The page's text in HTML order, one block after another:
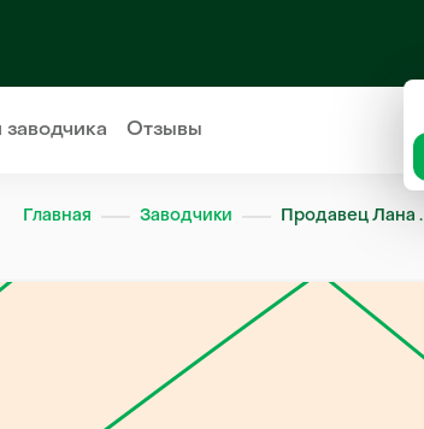
заводчика Отзывы
Главная Заводчики Продавец Лана .